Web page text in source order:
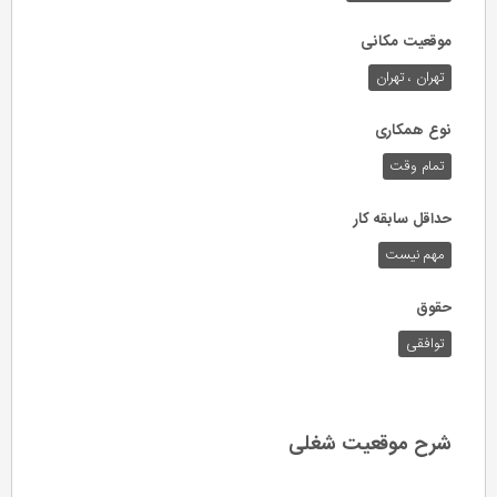
موقعیت مکانی
تهران ، تهران
نوع همکاری
تمام وقت
حداقل سابقه کار
مهم نیست
حقوق
توافقی
شرح موقعیت شغلی